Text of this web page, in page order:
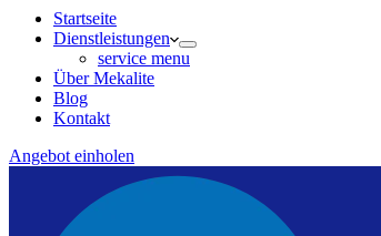
Startseite
Dienstleistungen
service menu
Über Mekalite
Blog
Kontakt
Angebot einholen